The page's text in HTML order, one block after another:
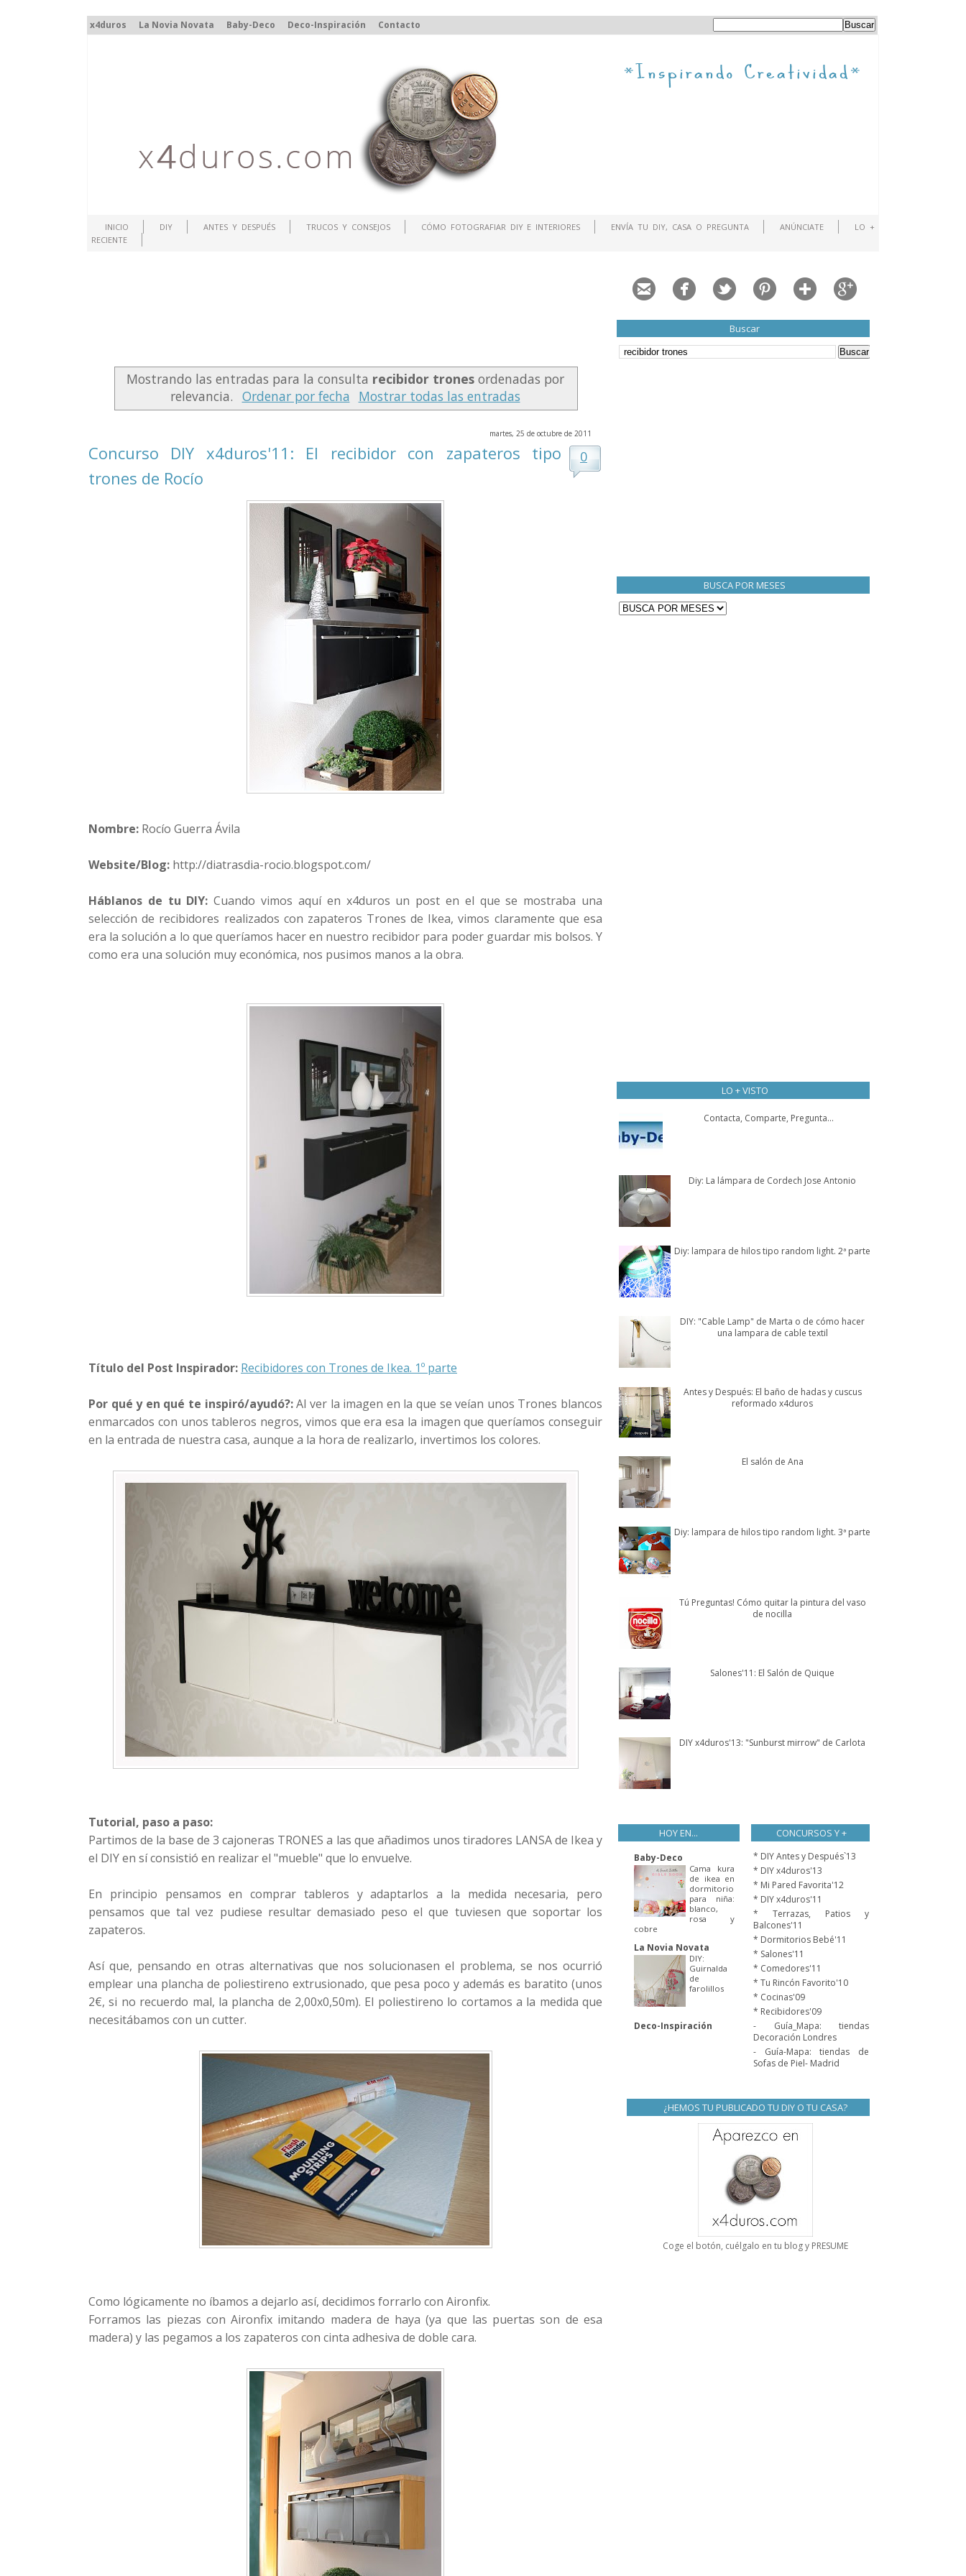
x4duros La Novia Novata Baby-Deco Deco-Inspiración Contacto
INICIO DIY ANTES Y DESPUÉS TRUCOS Y CONSEJOS CÓMO FOTOGRAFIAR DIY E INTERIORES ENVÍA TU DIY, CASA O PREGUNTA ANÚNCIATE
LO +
RECIENTE
Mostrando las entradas para la consulta recibidor trones ordenadas por
relevancia. Ordenar por fecha Mostrar todas las entradas
martes, 25 de octubre de 2011
0
Concurso DIY x4duros'11: El recibidor con zapateros tipo
trones de Rocío
Nombre: Rocío Guerra Ávila
Website/Blog: http://diatrasdia-rocio.blogspot.com/
Háblanos de tu DIY: Cuando vimos aquí en x4duros un post en el que se mostraba una
selección de recibidores realizados con zapateros Trones de Ikea, vimos claramente que esa
era la solución a lo que queríamos hacer en nuestro recibidor para poder guardar mis bolsos. Y
como era una solución muy económica, nos pusimos manos a la obra.
Título del Post Inspirador: Recibidores con Trones de Ikea. 1º parte
Por qué y en qué te inspiró/ayudó?:Al ver la imagen en la que se veían unos Trones blancos
enmarcados con unos tableros negros, vimos que era esa la imagen que queríamos conseguir
en la entrada de nuestra casa, aunque a la hora de realizarlo, invertimos los colores.
Tutorial, paso a paso:
Partimos de la base de 3 cajoneras TRONES a las que añadimos unos tiradores LANSA de Ikea y
el DIY en sí consistió en realizar el "mueble" que lo envuelve.
En principio pensamos en comprar tableros y adaptarlos a la medida necesaria, pero
pensamos que tal vez pudiese resultar demasiado peso el que tuviesen que soportar los
zapateros.
Así que, pensando en otras alternativas que nos solucionasen el problema, se nos ocurrió
emplear una plancha de poliestireno extrusionado, que pesa poco y además es baratito (unos
2€, si no recuerdo mal, la plancha de 2,00x0,50m). El poliestireno lo cortamos a la medida que
necesitábamos con un cutter.
Como lógicamente no íbamos a dejarlo así, decidimos forrarlo con Aironfix.
Forramos las piezas con Aironfix imitando madera de haya (ya que las puertas son de esa
madera) y las pegamos a los zapateros con cinta adhesiva de doble cara.
Buscar
BUSCA POR MESES
LO + VISTO
Contacta, Comparte, Pregunta...
Diy: La lámpara de Cordech Jose Antonio
Diy: lampara de hilos tipo random light. 2ª parte
DIY: "Cable Lamp" de Marta o de cómo hacer
una lampara de cable textil
Antes y Después: El baño de hadas y cuscus
reformado x4duros
El salón de Ana
Diy: lampara de hilos tipo random light. 3ª parte
Tú Preguntas! Cómo quitar la pintura del vaso
de nocilla
Salones'11: El Salón de Quique
DIY x4duros'13: "Sunburst mirrow" de Carlota
HOY EN...
Baby-Deco
Cama kura
de ikea en
dormitorio
para niña:
blanco,
rosa y
cobre
La Novia Novata
DIY:
Guirnalda
de
farolillos
Deco-Inspiración
CONCURSOS Y +
* DIY Antes y Después`13
* DIY x4duros'13
* Mi Pared Favorita'12
* DIY x4duros'11
* Terrazas, Patios y
Balcones'11
* Dormitorios Bebé'11
* Salones'11
* Comedores'11
* Tu Rincón Favorito'10
* Cocinas'09
* Recibidores'09
- Guía_Mapa: tiendas
Decoración Londres
- Guía-Mapa: tiendas de
Sofas de Piel- Madrid
¿HEMOS TU PUBLICADO TU DIY O TU CASA?
Coge el botón, cuélgalo en tu blog y PRESUME